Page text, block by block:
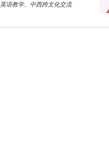
英语教学、中西跨文化交流
哈尔滨市